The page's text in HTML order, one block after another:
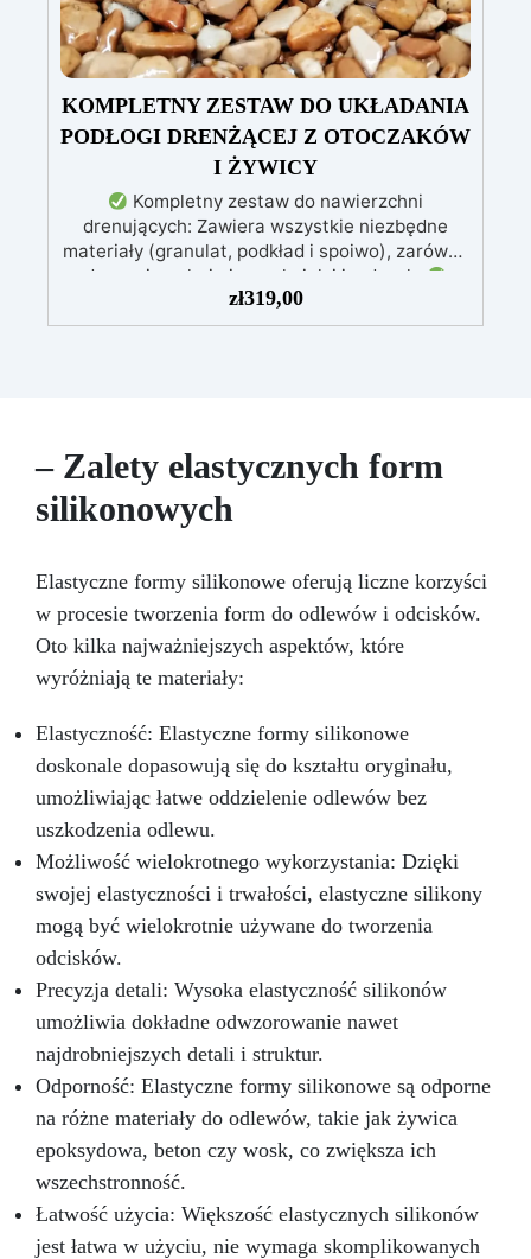
KOMPLETNY ZESTAW DO UKŁADANIA
PODŁOGI DRENŻĄCEJ Z OTOCZAKÓW
I ŻYWICY
Kompletny zestaw do nawierzchni
drenujących: Zawiera wszystkie niezbędne
materiały (granulat, podkład i spoiwo), zarówno
do powierzchni pieszych, jak i jezdnych.
Łatwy w aplikacji: Szczegółowe instrukcje
zapewniają doskonałe rezultaty, nawet bez
naprawczych, w zaledwie 24 godziny.
Wszechstronny i personalizowany: Nadaje się
do betonu, cementu, starych nawierzchni i
ziemi utwardzonej (po wcześniejszej
czasu: Nowoczesne żywice gwarantują
odporność na ścieranie i stabilność koloru
przez wiele lat.
zł319,00
– Zalety elastycznych form
silikonowych
Elastyczne formy silikonowe oferują liczne korzyści
w procesie tworzenia form do odlewów i odcisków.
Oto kilka najważniejszych aspektów, które
wyróżniają te materiały:
Elastyczność: Elastyczne formy silikonowe
doskonale dopasowują się do kształtu oryginału,
umożliwiając łatwe oddzielenie odlewów bez
uszkodzenia odlewu.
Możliwość wielokrotnego wykorzystania: Dzięki
swojej elastyczności i trwałości, elastyczne silikony
mogą być wielokrotnie używane do tworzenia
odcisków.
Precyzja detali: Wysoka elastyczność silikonów
umożliwia dokładne odwzorowanie nawet
najdrobniejszych detali i struktur.
Odporność: Elastyczne formy silikonowe są odporne
na różne materiały do odlewów, takie jak żywica
epoksydowa, beton czy wosk, co zwiększa ich
wszechstronność.
Łatwość użycia: Większość elastycznych silikonów
jest łatwa w użyciu, nie wymaga skomplikowanych